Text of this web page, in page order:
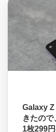
Galaxy Z
きたの
1枚299